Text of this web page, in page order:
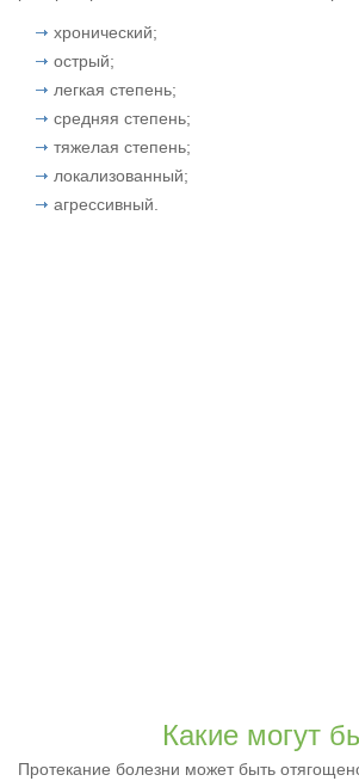
хронический;
острый;
легкая степень;
средняя степень;
тяжелая степень;
локализованный;
агрессивный.
Какие могут
Протекание болезни может быть